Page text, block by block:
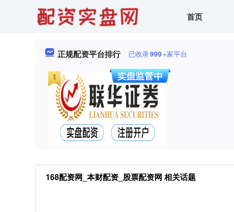
首页
正规配资平台排行 已收录999+家平台
168配资网_本财配资_股票配资网 相关话题